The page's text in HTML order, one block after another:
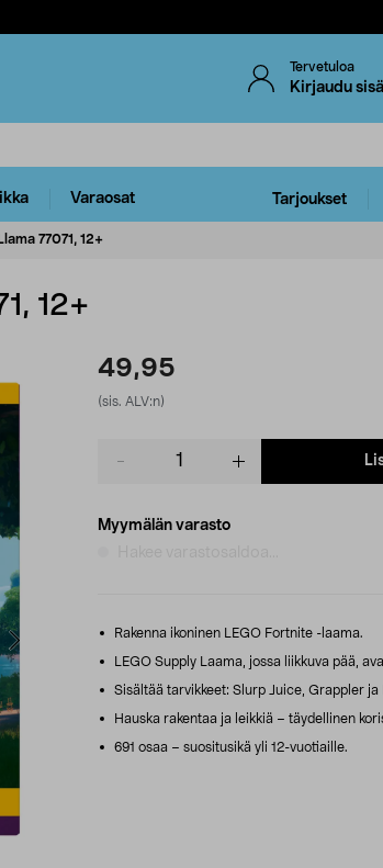
Tervetuloa
Kirjaudu
Varaosat Tarjoukset
77071, 12+
12+
49,95
(sis. ALV:n)
Myymälän varasto
Rakenna ikoninen LEGO Fortnite -laama.
LEGO Supply Laama, jossa liikkuva pää,
Sisältää tarvikkeet: Slurp Juice, Grappler ja
Hauska rakentaa ja leikkiä – täydellinen
691 osaa – suositusikä yli 12-vuotiaille.